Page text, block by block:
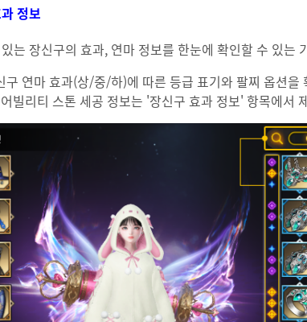
정보
는 장신구의 효과, 연마 정보를 한눈에 확인할 수 있는
구 연마 효과(상/중/하)에 따른 등급 표기와 팔찌 옵션을
빌리티 스톤 세공 정보는 '장신구 효과 정보' 항목에서